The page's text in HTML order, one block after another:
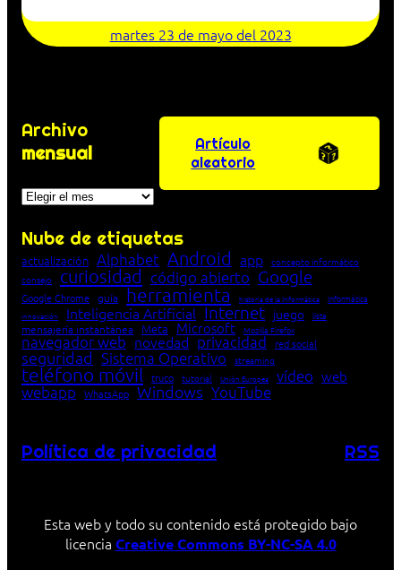
martes 23 de mayo del 2023
Archivo
mensual
Archivos
Artículo
aleatorio
Nube de etiquetas
actualización Alphabet Android app concepto informático
consejo
curiosidad código abierto Google
Google Chrome guía herramienta historia de la Informática Informática
innovación Inteligencia Artificial Internet juego lista
mensajería instantánea Meta Microsoft Mozilla Firefox
navegador web novedad privacidad red social
seguridad Sistema Operativo streaming
teléfono móvil truco tutorial Unión Europea vídeo web
webapp WhatsApp Windows YouTube
Política de privacidad RSS
Esta web y todo su contenido está protegido bajo
licencia Creative Commons BY-NC-SA 4.0